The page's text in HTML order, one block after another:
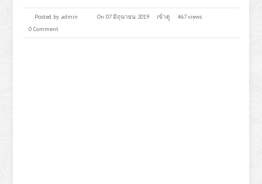
Posted by admin On 07 มิถุนายน 2019 เข้าดู
467 views
0 Comment